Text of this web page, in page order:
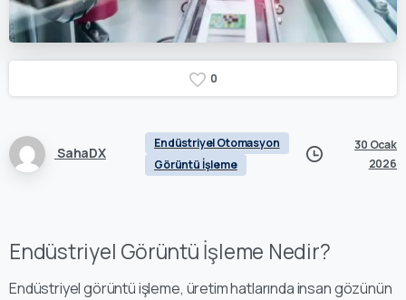
0
SahaDX
Endüstriyel Otomasyon
Görüntü İşleme
30 Ocak
2026
Endüstriyel Görüntü İşleme Nedir?
Endüstriyel görüntü işleme, üretim hatlarında insan gözünün